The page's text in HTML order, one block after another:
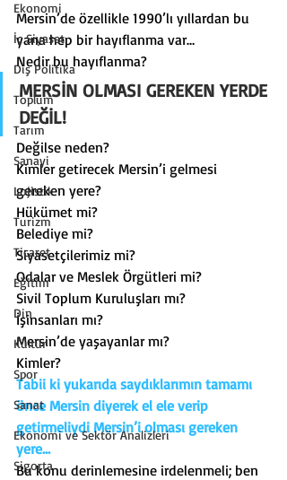
Ekonomi
İç Siyaset
Dış Politika
Toplum
Tarım
Sanayi
Lojistik
Turizm
Ticaret
Eğitim
Din
Kültür
Spor
Sanat
Ekonomi ve Sektör Analizleri
Sigorta
Mersin’de özellikle 1990’lı yıllardan bu
yana hep bir hayıflanma var…
Nedir bu hayıflanma?
MERSİN OLMASI GEREKEN YERDE
DEĞİL!
Değilse neden?
Kimler getirecek Mersin’i gelmesi
gereken yere?
Hükümet mi?
Belediye mi?
Siyasetçilerimiz mi?
Odalar ve Meslek Örgütleri mi?
Sivil Toplum Kuruluşları mı?
İşinsanları mı?
Mersin’de yaşayanlar mı?
Kimler?
Tabii ki yukarıda saydıklarımın tamamı
önce Mersin diyerek el ele verip
getirmeliydi Mersin’i olması gereken
yere…
Bu konu derinlemesine irdelenmeli; ben